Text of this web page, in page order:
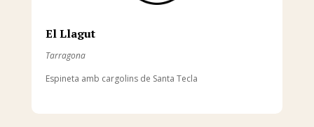
El Llagut
Tarragona
Espineta amb cargolins de Santa Tecla